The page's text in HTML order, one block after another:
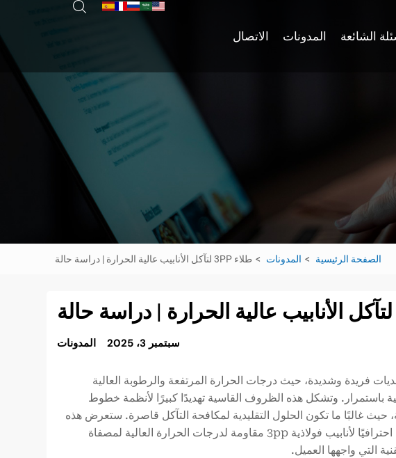
الشائعة المدونات الاتصال
الصفحة الرئيسية المدونات طلاء 3PP لتآكل الأنابيب عالية الحرارة | دراسة حالة
سبتمبر 3، 2025 المدونات
فريدة وشديدة، حيث درجات الحرارة المرتفعة والرطوبة العالية
باستمرار. وتشكل هذه الظروف القاسية تهديدًا كبيرًا لأنظمة خطوط
حيث غالبًا ما تكون الحلول التقليدية لمكافحة التآكل قاصرة. ستعرض هذه
المقالة حالة مشروع محددة لتوضيح كيف قدمنا حلًا احترافيًا احترافيًا لأنابيب فولاذية 3pp مقاومة لدرجات الحرارة العالية لمصفاة
التي واجهها العميل.